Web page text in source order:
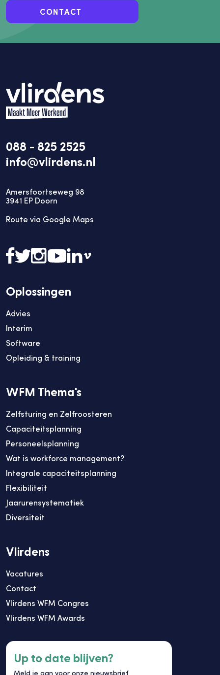
CONTACT
088 - 825 2525
info@vlirdens.nl
Amersfoortseweg 98
3941 EP Doorn
Route via Google Maps
Oplossingen
Advies
Interim
Software
Opleiding & training
WFM Thema's
Zelfsturing en Zelfroosteren
Capaciteitsplanning
Personeelsplanning
Wat is workforce management?
Integrale capaciteitsplanning
Flexibiliteit
Jaarurensystematiek
Diversiteit
Vlirdens
Vacatures
Contact
Vlirdens WFM Congres
Vlirdens WFM Awards
Up to date blijven?
Meld je aan voor onze nieuwsbrief